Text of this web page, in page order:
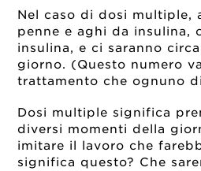
Nel caso di dosi multiple,
penne e aghi da insulina,
insulina, e ci saranno
giorno. (Questo numero
trattamento che ognuno
Dosi multiple significa
diversi momenti della
imitare il lavoro che
significa questo? Che